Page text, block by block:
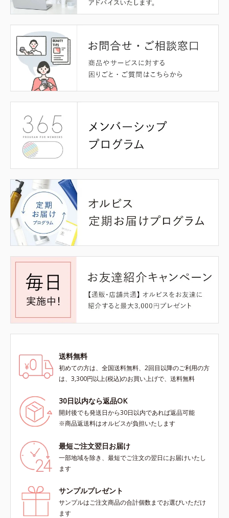
送料無料
初めての方は、全国送料無料、2回目以降のご利用の方
は、3,300円以上(税込)のお買い上げで、送料無料
30日以内なら返品OK
開封後でも発送日から30日以内であれば返品可能
※商品返送料はオルビスが負担いたします
最短ご注文翌日お届け
一部地域を除き、最短でご注文の翌日にお届けいたし
ます
サンプルプレゼント
サンプルはご注文商品の合計個数までお選びいただけ
ます